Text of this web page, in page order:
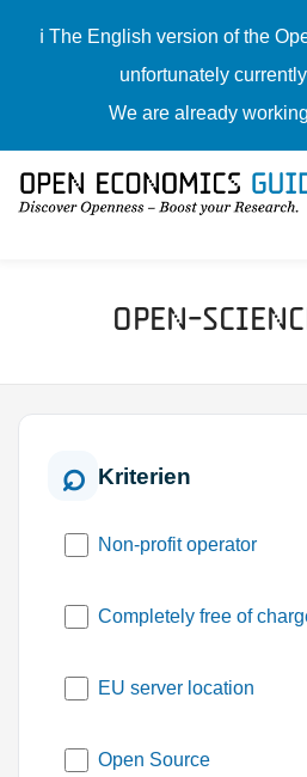
ℹ️ The English version of the
unfortunately
We are already
Open-
Kriterien
Non-profit operator
Completely free of
EU server location
Open Source